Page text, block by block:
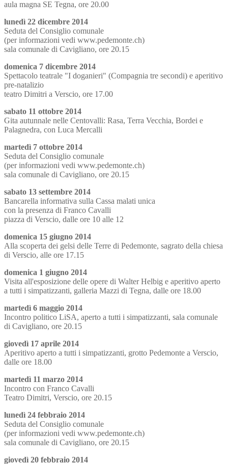
aula magna SE Tegna, ore 20.00
lunedì 22 dicembre 2014
Seduta del Consiglio comunale
(per informazioni vedi www.pedemonte.ch)
sala comunale di Cavigliano, ore 20.15
domenica 7 dicembre 2014
Spettacolo teatrale "I doganieri" (Compagnia tre secondi) e aperitivo
pre-natalizio
teatro Dimitri a Verscio, ore 17.00
sabato 11 ottobre 2014
Gita autunnale nelle Centovalli: Rasa, Terra Vecchia, Bordei e
Palagnedra, con Luca Mercalli
martedì 7 ottobre 2014
Seduta del Consiglio comunale
(per informazioni vedi www.pedemonte.ch)
sala comunale di Cavigliano, ore 20.15
sabato 13 settembre 2014
Bancarella informativa sulla Cassa malati unica
con la presenza di Franco Cavalli
piazza di Verscio, dalle ore 10 alle 12
domenica 15 giugno 2014
Alla scoperta dei gelsi delle Terre di Pedemonte, sagrato della chiesa
di Verscio, alle ore 17.15
domenica 1 giugno 2014
Visita all'esposizione delle opere di Walter Helbig e aperitivo aperto
a tutti i simpatizzanti, galleria Mazzi di Tegna, dalle ore 18.00
martedì 6 maggio 2014
Incontro politico LiSA, aperto a tutti i simpatizzanti, sala comunale
di Cavigliano, ore 20.15
giovedì 17 aprile 2014
Aperitivo aperto a tutti i simpatizzanti, grotto Pedemonte a Verscio,
dalle ore 18.00
martedì 11 marzo 2014
Incontro con Franco Cavalli
Teatro Dimitri, Verscio, ore 20.15
lunedì 24 febbraio 2014
Seduta del Consiglio comunale
(per informazioni vedi www.pedemonte.ch)
sala comunale di Cavigliano, ore 20.15
giovedì 20 febbraio 2014